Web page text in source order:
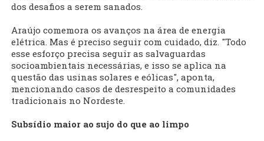
dos desafios a serem sanados.
Araújo comemora os avanços na área de energia
elétrica. Mas é preciso seguir com cuidado, diz. "Todo
esse esforço precisa seguir as salvaguardas
socioambientais necessárias, e isso se aplica na
questão das usinas solares e eólicas", aponta,
mencionando casos de desrespeito a comunidades
tradicionais no Nordeste.
Subsídio maior ao sujo do que ao limpo